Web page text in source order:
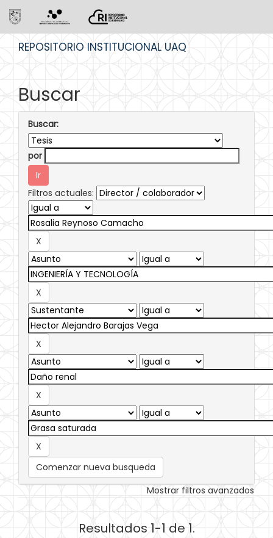
REPOSITORIO INSTITUCIONAL UAQ
Buscar
Buscar:
por
Filtros actuales:
Comenzar nueva busqueda
Mostrar filtros avanzados
Resultados 1-1 de 1.